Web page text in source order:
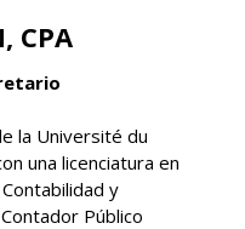
CPA
la Université du
una licenciatura en
y
Público